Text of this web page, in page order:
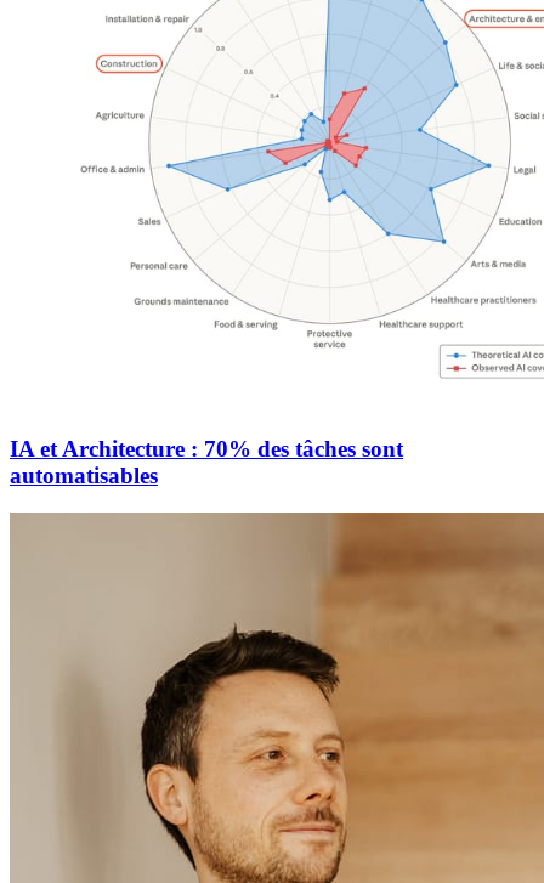
IA et Architecture : 70% des tâches sont
automatisables